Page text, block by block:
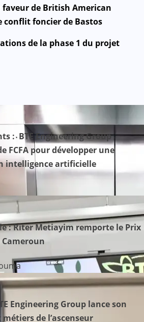
de British American
conflit foncier de Bastos
de la phase 1 du projet
: BTE Engineering Group
FCFA pour développer une
intelligence artificielle
: Riter Metiayim remporte le Prix
Cameroun
Engineering Group lance son
de l’ascenseur